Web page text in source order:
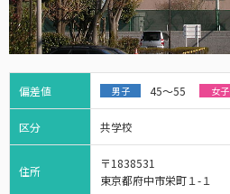
偏差値 男子 45～55 女子
区分 共学校
住所
〒1838531
東京都府中市栄町１-１